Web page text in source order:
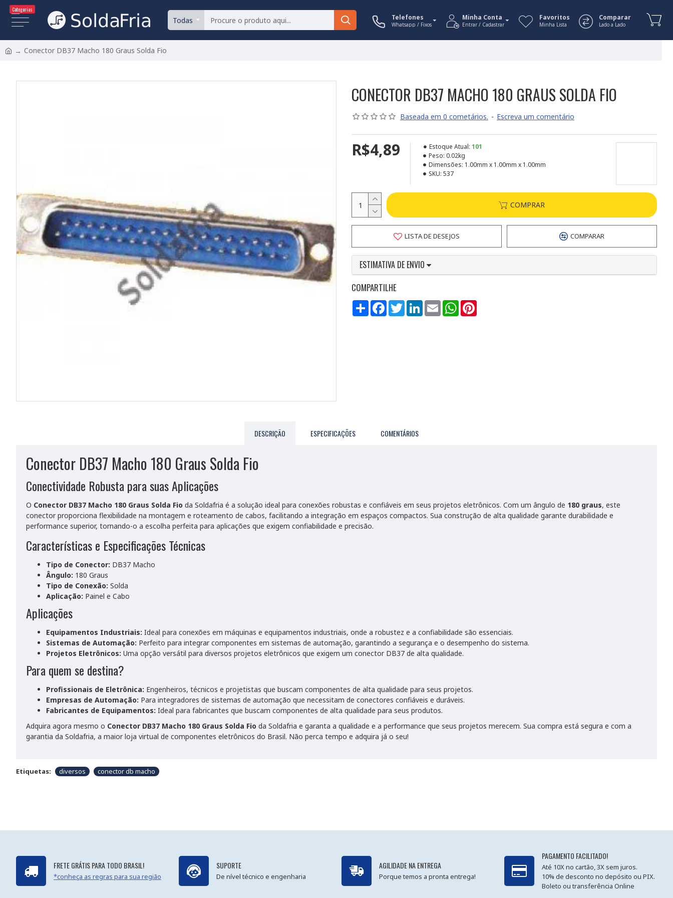
Categorias
Todas Telefones
Whatsapp / Fixos
Minha Conta
Entrar / Cadastrar
Favoritos
Minha Lista
Comparar
Lado a Lado
Conector DB37 Macho 180 Graus Solda Fio
CONECTOR DB37 MACHO 180 GRAUS SOLDA FIO
Baseada em 0 cometários. - Escreva um comentário
R$4,89 Estoque Atual: 101
Peso: 0.02kg
Dimensões: 1.00mm x 1.00mm x 1.00mm
SKU: 537
COMPRAR
LISTA DE DESEJOS COMPARAR
ESTIMATIVA DE ENVIO
COMPARTILHE
Compartilhar
FacebookTwitterLinkedInEmail WhatsApp
DESCRIÇÃO ESPECIFICAÇÕES COMENTÁRIOS
Conector DB37 Macho 180 Graus Solda Fio
Conectividade Robusta para suas Aplicações
O Conector DB37 Macho 180 Graus Solda Fio da Soldafria é a solução ideal para conexões robustas e confiáveis em seus projetos eletrônicos. Com um ângulo de 180 graus, este
conector proporciona flexibilidade na montagem e roteamento de cabos, facilitando a integração em espaços compactos. Sua construção de alta qualidade garante durabilidade e
performance superior, tornando-o a escolha perfeita para aplicações que exigem confiabilidade e precisão.
Características e Especificações Técnicas
Tipo de Conector: DB37 Macho
Ângulo: 180 Graus
Tipo de Conexão: Solda
Aplicação: Painel e Cabo
Aplicações
Equipamentos Industriais: Ideal para conexões em máquinas e equipamentos industriais, onde a robustez e a confiabilidade são essenciais.
Sistemas de Automação: Perfeito para integrar componentes em sistemas de automação, garantindo a segurança e o desempenho do sistema.
Projetos Eletrônicos: Uma opção versátil para diversos projetos eletrônicos que exigem um conector DB37 de alta qualidade.
Para quem se destina?
Profissionais de Eletrônica: Engenheiros, técnicos e projetistas que buscam componentes de alta qualidade para seus projetos.
Empresas de Automação: Para integradores de sistemas de automação que necessitam de conectores confiáveis e duráveis.
Fabricantes de Equipamentos: Ideal para fabricantes que buscam componentes de alta qualidade para seus produtos.
Adquira agora mesmo o Conector DB37 Macho 180 Graus Solda Fio da Soldafria e garanta a qualidade e a performance que seus projetos merecem. Sua compra está segura e com a
garantia da Soldafria, a maior loja virtual de componentes eletrônicos do Brasil. Não perca tempo e adquira já o seu!
Etiquetas: diversos conector db macho
FRETE GRÁTIS PARA TODO BRASIL!
*conheça as regras para sua região
SUPORTE
De nível técnico e engenharia
AGILIDADE NA ENTREGA
Porque temos a pronta entrega!
PAGAMENTO FACILITADO!
Até 10X no cartão, 3X sem juros.
10% de desconto no depósito ou PIX.
Boleto ou transferência Online